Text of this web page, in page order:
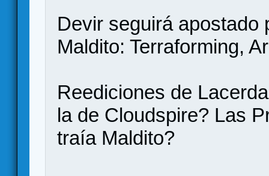
Devir seguirá apostado
Maldito: Terraforming,
Reediciones de
la de Cloudspire? Las
traía Maldito?